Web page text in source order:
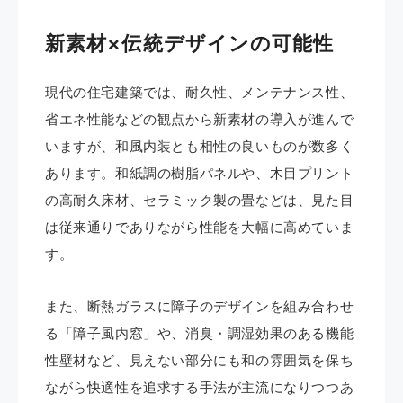
新素材×伝統デザインの可能性
現代の住宅建築では、耐久性、メンテナンス性、
省エネ性能などの観点から新素材の導入が進んで
いますが、和風内装とも相性の良いものが数多く
あります。和紙調の樹脂パネルや、木目プリント
の高耐久床材、セラミック製の畳などは、見た目
は従来通りでありながら性能を大幅に高めていま
す。
また、断熱ガラスに障子のデザインを組み合わせ
る「障子風内窓」や、消臭・調湿効果のある機能
性壁材など、見えない部分にも和の雰囲気を保ち
ながら快適性を追求する手法が主流になりつつあ